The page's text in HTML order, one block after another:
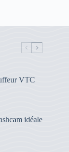
VTC
idéale